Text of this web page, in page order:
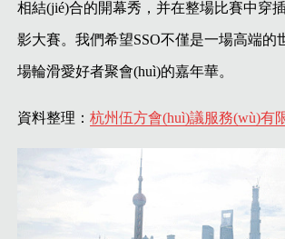
相結(jié)合的開幕秀，并在整場比賽中
影大賽。我們希望SSO不僅是一場高端的世
場輪滑愛好者聚會(huì)的嘉年華。
資料整理：杭州伍方會(huì)議服務(wù)有